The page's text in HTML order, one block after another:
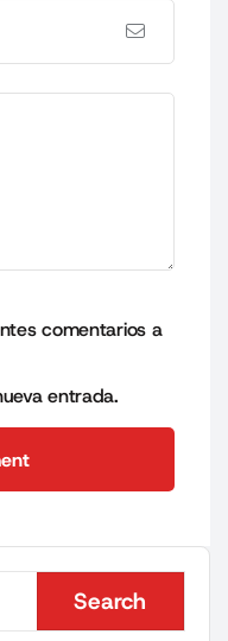
comentarios a
entrada.
Search
Search